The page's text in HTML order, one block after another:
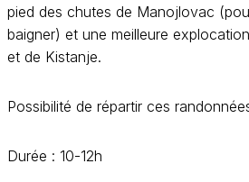
pied des chutes de Manojlovac
baigner) et une meilleure
et de Kistanje.
Possibilité de répartir ces
Durée : 10-12h